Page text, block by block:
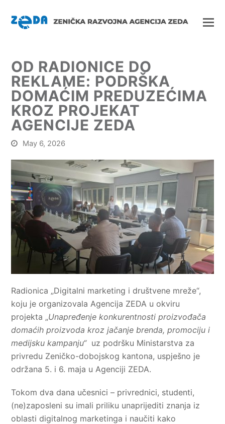
OD RADIONICE DO
REKLAME: PODRŠKA
DOMAĆIM PREDUZEĆIMA
KROZ PROJEKAT
AGENCIJE ZEDA
May 6, 2026
Radionica „Digitalni marketing i društvene mreže“,
koju je organizovala Agencija ZEDA u okviru
projekta „Unapređenje konkurentnosti proizvođača
domaćih proizvoda kroz jačanje brenda, promociju i
medijsku kampanju“ uz podršku Ministarstva za
privredu Zeničko-dobojskog kantona, uspješno je
održana 5. i 6. maja u Agenciji ZEDA.
Tokom dva dana učesnici – privrednici, studenti,
(ne)zaposleni su imali priliku unaprijediti znanja iz
oblasti digitalnog marketinga i naučiti kako